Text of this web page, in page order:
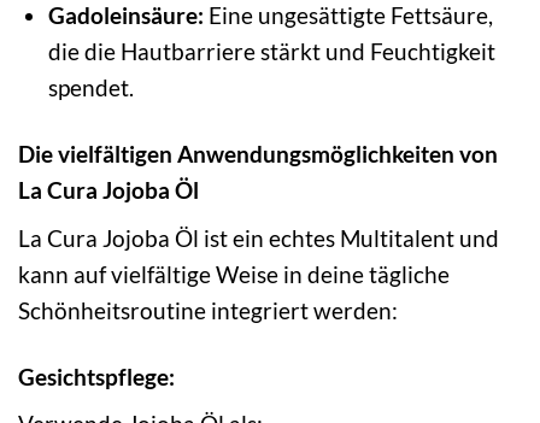
Gadoleinsäure: Eine ungesättigte Fettsäure,
die die Hautbarriere stärkt und Feuchtigkeit
spendet.
Die vielfältigen Anwendungsmöglichkeiten von
La Cura Jojoba Öl
La Cura Jojoba Öl ist ein echtes Multitalent und
kann auf vielfältige Weise in deine tägliche
Schönheitsroutine integriert werden:
Gesichtspflege: